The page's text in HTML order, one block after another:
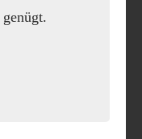
genügt.